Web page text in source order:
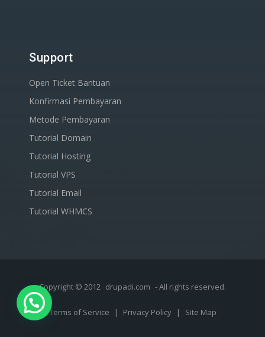
Support
Open Ticket Bantuan
Konfirmasi Pembayaran
Metode Pembayaran
Tutorial Domain
Tutorial Hosting
Tutorial VPS
Tutorial Email
Tutorial WHMCS
Copyright © 2012 drupadi.com - All rights reserved.
Terms of Service | Privacy Policy | Site Map